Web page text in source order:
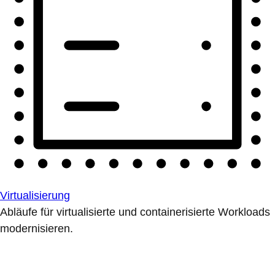
Virtualisierung
Abläufe für virtualisierte und containerisierte Workloads
modernisieren.